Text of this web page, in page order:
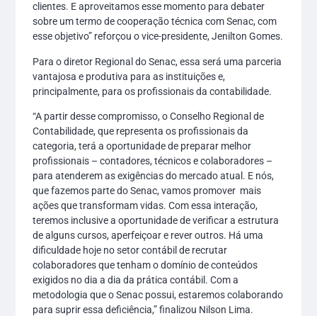
clientes. E aproveitamos esse momento para debater
sobre um termo de cooperação técnica com Senac, com
esse objetivo” reforçou o vice-presidente, Jenilton Gomes.
Para o diretor Regional do Senac, essa será uma parceria
vantajosa e produtiva para as instituições e,
principalmente, para os profissionais da contabilidade.
“A partir desse compromisso, o Conselho Regional de
Contabilidade, que representa os profissionais da
categoria, terá a oportunidade de preparar melhor
profissionais – contadores, técnicos e colaboradores –
para atenderem as exigências do mercado atual. E nós,
que fazemos parte do Senac, vamos promover mais
ações que transformam vidas. Com essa interação,
teremos inclusive a oportunidade de verificar a estrutura
de alguns cursos, aperfeiçoar e rever outros. Há uma
dificuldade hoje no setor contábil de recrutar
colaboradores que tenham o domínio de conteúdos
exigidos no dia a dia da prática contábil. Com a
metodologia que o Senac possui, estaremos colaborando
para suprir essa deficiência,” finalizou Nilson Lima.